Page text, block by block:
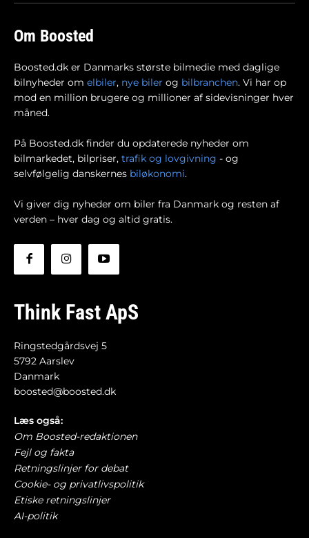
Om Boosted
Boosted.dk er Danmarks største bilmedie med daglige
bilnyheder om elbiler, nye biler og bilbranchen. Vi har op
mod en million brugere og millioner af sidevisninger hver
måned.
På Boosted.dk finder du opdaterede nyheder om
bilmarkedet, bilpriser, trafik og lovgivning - og
selvfølgelig danskernes biløkonomi.
Vi giver dig nyheder om biler fra Danmark og resten af
verden – hver dag og altid gratis.
Think Fast ApS
Ringstedgårdsvej 5
5792 Aarslev
Danmark
boosted@boosted.dk
Læs også:
Om Boosted-redaktionen
Fejl og fakta
Retningslinjer for debat
Cookie- og privatlivspolitik
Etiske retningslinjer
AI-politik